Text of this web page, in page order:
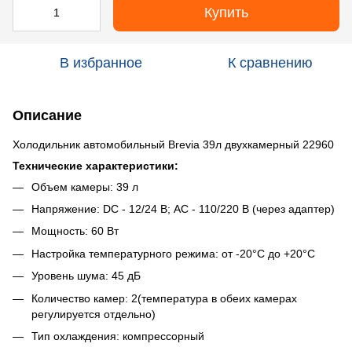
Купить
В избранное К сравнению
Описание
Холодильник автомобильный Brevia 39л двухкамерный 22960
Технические характеристики:
Объем камеры: 39 л
Напряжение: DC - 12/24 В; AC - 110/220 В (через адаптер)
Мощность: 60 Вт
Настройка температурного режима: от -20°C до +20°C
Уровень шума: 45 дБ
Количество камер: 2(температура в обеих камерах
регулируется отдельно)
Тип охлаждения: компрессорный